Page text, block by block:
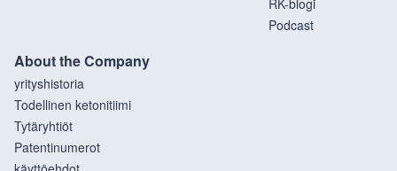
Podcast
About the Company
yrityshistoria
Todellinen ketonitiimi
Tytäryhtiöt
Patentinumerot